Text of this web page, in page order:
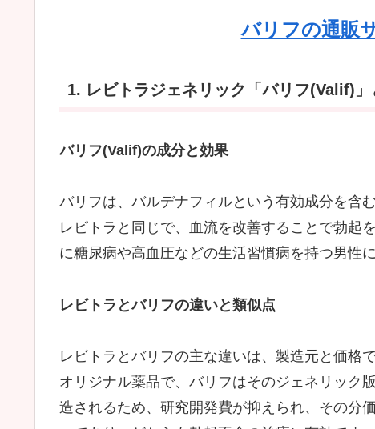
バリフの通販
1. レビトラジェネリック「バリフ(Valif)」
バリフ(Valif)の成分と効果
バリフは、バルデナフィルという有効成分を含
レビトラと同じで、血流を改善することで勃起
に糖尿病や高血圧などの生活習慣病を持つ男性
レビトラとバリフの違いと類似点
レビトラとバリフの主な違いは、製造元と価格
オリジナル薬品で、バリフはそのジェネリック
造されるため、研究開発費が抑えられ、その分